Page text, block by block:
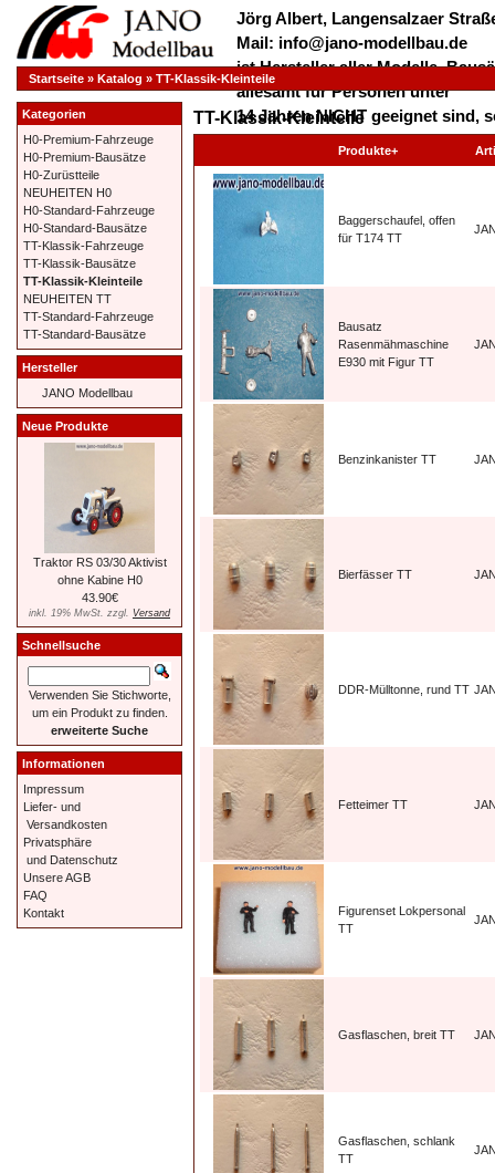
Jörg Albert, Langensalzaer
Mail: info@jano-modellbau.de
ist Hersteller aller Modelle,
allesamt für Personen unter
14 Jahren NICHT geeignet sind,
verschluckt werden dürfen!
*************** Herzlich
***************
Startseite » Katalog » TT-Klassik-Kleinteile
TT-Klassik-Kleinteile
Produkte+
Baggerschaufel, offen
für T174 TT
Bausatz
Rasenmähmaschine
E930 mit Figur TT
Benzinkanister TT
Bierfässer TT
DDR-Mülltonne, rund TT
Fetteimer TT
Figurenset Lokpersonal
TT
Gasflaschen, breit TT
Gasflaschen, schlank
TT
Kategorien
H0-Premium-Fahrzeuge
H0-Premium-Bausätze
H0-Zurüstteile
NEUHEITEN H0
H0-Standard-Fahrzeuge
H0-Standard-Bausätze
TT-Klassik-Fahrzeuge
TT-Klassik-Bausätze
TT-Klassik-Kleinteile
NEUHEITEN TT
TT-Standard-Fahrzeuge
TT-Standard-Bausätze
Hersteller
JANO Modellbau
Neue Produkte
Traktor RS 03/30 Aktivist
ohne Kabine H0
43.90€
inkl. 19% MwSt. zzgl. Versand
Schnellsuche
Verwenden Sie Stichworte,
um ein Produkt zu finden.
erweiterte Suche
Informationen
Impressum
Liefer- und
Versandkosten
Privatsphäre
und Datenschutz
Unsere AGB
FAQ
Kontakt